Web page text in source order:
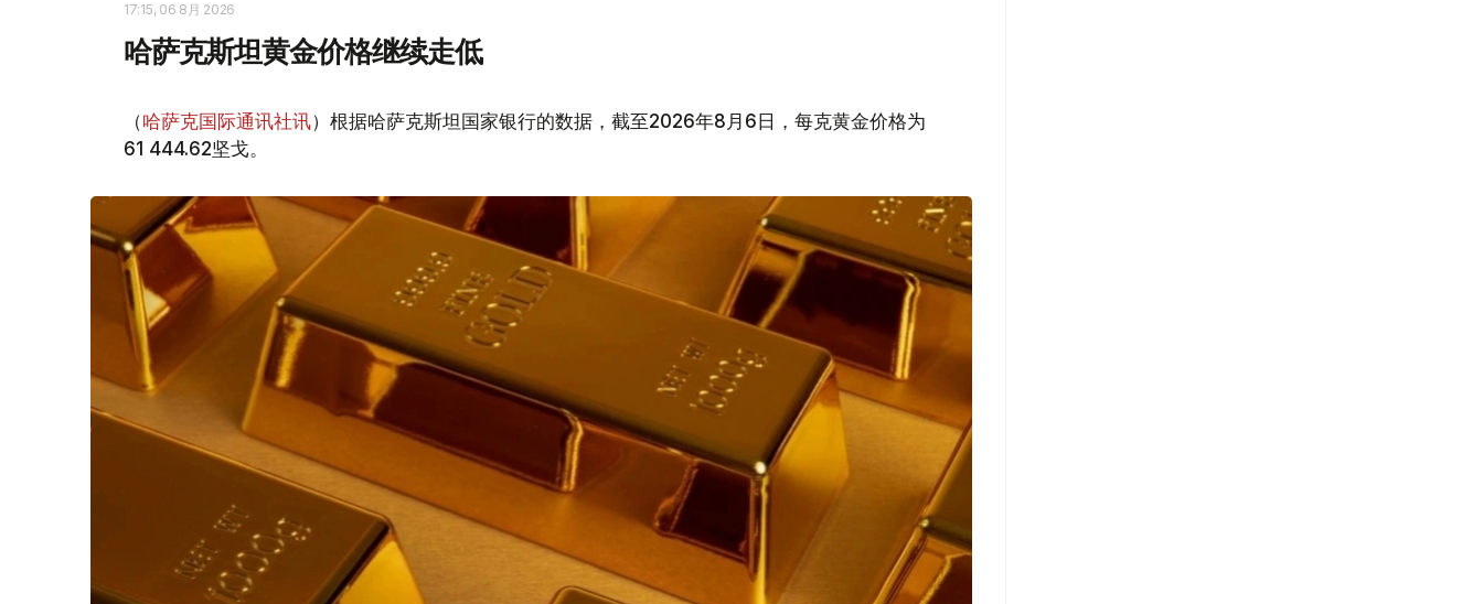
17:15, 06 8月 2026
哈萨克斯坦黄金价格继续走低
（哈萨克国际通讯社讯）根据哈萨克斯坦国家银行的数据，截至2026年8月6日，每克黄金价格为
61 444.62坚戈。